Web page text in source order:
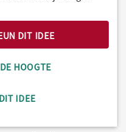
DIT IDEE
HOOGTE
IDEE